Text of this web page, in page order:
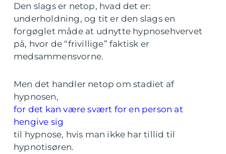
Den slags er netop, hvad det er:
underholdning, og tit er den slags en
forgøglet måde at udnytte hypnosehvervet
på, hvor de “frivillige” faktisk er
medsammensvorne.
Men det handler netop om stadiet af
hypnosen,
for det kan være svært for en person at
hengive sig
til hypnose, hvis man ikke har tillid til
hypnotisøren.